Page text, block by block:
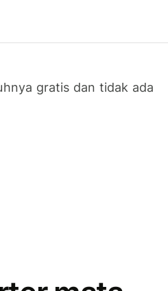
gratis dan tidak ada